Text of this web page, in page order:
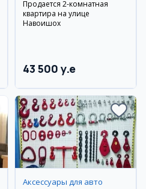
Продается 2-комнатная
квартира на улице
Навоишох
43 500 y.e
Аксессуары для авто